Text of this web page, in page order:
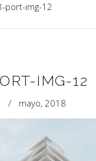
port-img-12
IMG-12
mayo, 2018